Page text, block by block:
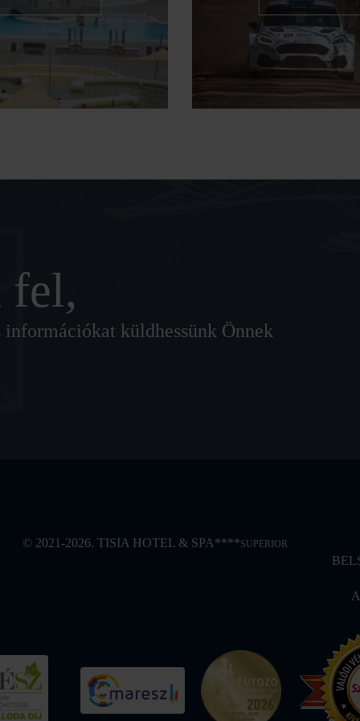
fel,
küldhessünk Önnek
© 2021-2026. TISIA HOTEL & SPA****SUPERIOR